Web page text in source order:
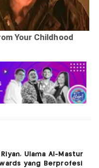
Ulama Al-Mastur
yang Berprofesi